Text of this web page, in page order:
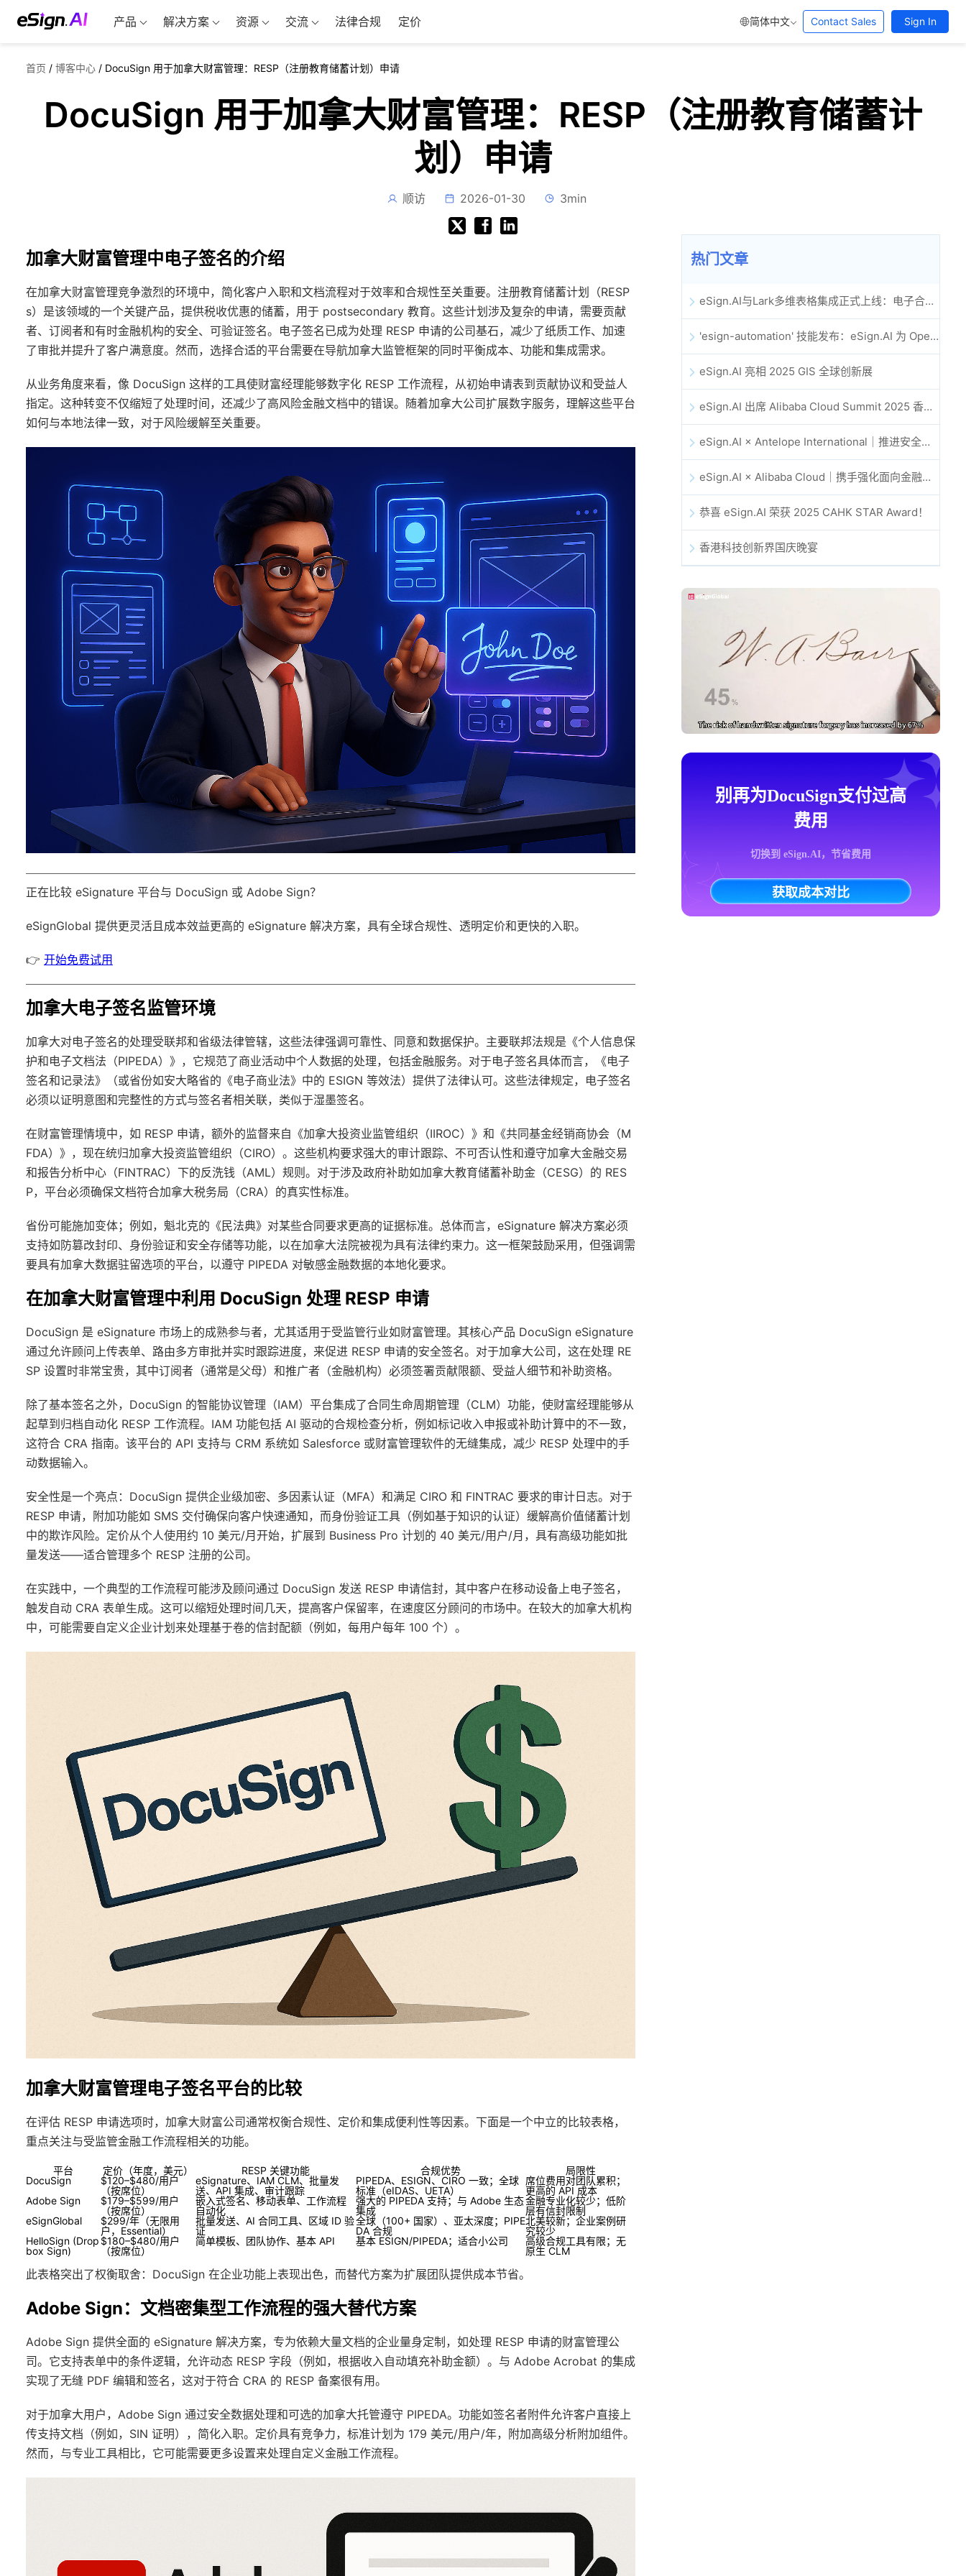
产品 解决方案 资源 交流 法律合规 定价 简体中文 Contact Sales Sign In
首页 / 博客中心 / DocuSign 用于加拿大财富管理：RESP（注册教育储蓄计划）申请
DocuSign 用于加拿大财富管理：RESP（注册教育储蓄计
划）申请
顺访 2026-01-30 3min
加拿大财富管理中电子签名的介绍
在加拿大财富管理竞争激烈的环境中，简化客户入职和文档流程对于效率和合规性至关重要。注册教育储蓄计划（RESP
s）是该领域的一个关键产品，提供税收优惠的储蓄，用于 postsecondary 教育。这些计划涉及复杂的申请，需要贡献
者、订阅者和有时金融机构的安全、可验证签名。电子签名已成为处理 RESP 申请的公司基石，减少了纸质工作、加速
了审批并提升了客户满意度。然而，选择合适的平台需要在导航加拿大监管框架的同时平衡成本、功能和集成需求。
从业务角度来看，像 DocuSign 这样的工具使财富经理能够数字化 RESP 工作流程，从初始申请表到贡献协议和受益人
指定。这种转变不仅缩短了处理时间，还减少了高风险金融文档中的错误。随着加拿大公司扩展数字服务，理解这些平台
如何与本地法律一致，对于风险缓解至关重要。
正在比较 eSignature 平台与 DocuSign 或 Adobe Sign？
eSignGlobal 提供更灵活且成本效益更高的 eSignature 解决方案，具有全球合规性、透明定价和更快的入职。
👉 开始免费试用
加拿大电子签名监管环境
加拿大对电子签名的处理受联邦和省级法律管辖，这些法律强调可靠性、同意和数据保护。主要联邦法规是《个人信息保
护和电子文档法（PIPEDA）》，它规范了商业活动中个人数据的处理，包括金融服务。对于电子签名具体而言，《电子
签名和记录法》（或省份如安大略省的《电子商业法》中的 ESIGN 等效法）提供了法律认可。这些法律规定，电子签名
必须以证明意图和完整性的方式与签名者相关联，类似于湿墨签名。
在财富管理情境中，如 RESP 申请，额外的监督来自《加拿大投资业监管组织（IIROC）》和《共同基金经销商协会（M
FDA）》，现在统归加拿大投资监管组织（CIRO）。这些机构要求强大的审计跟踪、不可否认性和遵守加拿大金融交易
和报告分析中心（FINTRAC）下的反洗钱（AML）规则。对于涉及政府补助如加拿大教育储蓄补助金（CESG）的 RES
P，平台必须确保文档符合加拿大税务局（CRA）的真实性标准。
省份可能施加变体；例如，魁北克的《民法典》对某些合同要求更高的证据标准。总体而言，eSignature 解决方案必须
支持如防篡改封印、身份验证和安全存储等功能，以在加拿大法院被视为具有法律约束力。这一框架鼓励采用，但强调需
要具有加拿大数据驻留选项的平台，以遵守 PIPEDA 对敏感金融数据的本地化要求。
在加拿大财富管理中利用 DocuSign 处理 RESP 申请
DocuSign 是 eSignature 市场上的成熟参与者，尤其适用于受监管行业如财富管理。其核心产品 DocuSign eSignature
通过允许顾问上传表单、路由多方审批并实时跟踪进度，来促进 RESP 申请的安全签名。对于加拿大公司，这在处理 RE
SP 设置时非常宝贵，其中订阅者（通常是父母）和推广者（金融机构）必须签署贡献限额、受益人细节和补助资格。
除了基本签名之外，DocuSign 的智能协议管理（IAM）平台集成了合同生命周期管理（CLM）功能，使财富经理能够从
起草到归档自动化 RESP 工作流程。IAM 功能包括 AI 驱动的合规检查分析，例如标记收入申报或补助计算中的不一致，
这符合 CRA 指南。该平台的 API 支持与 CRM 系统如 Salesforce 或财富管理软件的无缝集成，减少 RESP 处理中的手
动数据输入。
安全性是一个亮点：DocuSign 提供企业级加密、多因素认证（MFA）和满足 CIRO 和 FINTRAC 要求的审计日志。对于
RESP 申请，附加功能如 SMS 交付确保向客户快速通知，而身份验证工具（例如基于知识的认证）缓解高价值储蓄计划
中的欺诈风险。定价从个人使用约 10 美元/月开始，扩展到 Business Pro 计划的 40 美元/用户/月，具有高级功能如批
量发送——适合管理多个 RESP 注册的公司。
在实践中，一个典型的工作流程可能涉及顾问通过 DocuSign 发送 RESP 申请信封，其中客户在移动设备上电子签名，
触发自动 CRA 表单生成。这可以缩短处理时间几天，提高客户保留率，在速度区分顾问的市场中。在较大的加拿大机构
中，可能需要自定义企业计划来处理基于卷的信封配额（例如，每用户每年 100 个）。
加拿大财富管理电子签名平台的比较
在评估 RESP 申请选项时，加拿大财富公司通常权衡合规性、定价和集成便利性等因素。下面是一个中立的比较表格，
重点关注与受监管金融工作流程相关的功能。
平台 定价（年度，美元） RESP 关键功能 合规优势
局限性
DocuSign
$120–$480/用户
（按席位）
eSignature、IAM CLM、批量发
送、API 集成、审计跟踪
PIPEDA、ESIGN、CIRO 一致；全球
标准（eIDAS、UETA）
席位费用对团队累积；
更高的 API 成本
Adobe Sign
$179–$599/用户
（按席位）
嵌入式签名、移动表单、工作流程
自动化
强大的 PIPEDA 支持；与 Adobe 生态
集成
金融专业化较少；低阶
层有信封限制
eSignGlobal
$299/年（无限用
户，Essential）
批量发送、AI 合同工具、区域 ID 验
证
全球（100+ 国家）、亚太深度；PIPE
DA 合规
北美较新；企业案例研
究较少
HelloSign (Drop
box Sign)
$180–$480/用户
（按席位）
简单模板、团队协作、基本 API 基本 ESIGN/PIPEDA；适合小公司
高级合规工具有限；无
原生 CLM
此表格突出了权衡取舍：DocuSign 在企业功能上表现出色，而替代方案为扩展团队提供成本节省。
Adobe Sign：文档密集型工作流程的强大替代方案
Adobe Sign 提供全面的 eSignature 解决方案，专为依赖大量文档的企业量身定制，如处理 RESP 申请的财富管理公
司。它支持表单中的条件逻辑，允许动态 RESP 字段（例如，根据收入自动填充补助金额）。与 Adobe Acrobat 的集成
实现了无缝 PDF 编辑和签名，这对于符合 CRA 的 RESP 备案很有用。
对于加拿大用户，Adobe Sign 通过安全数据处理和可选的加拿大托管遵守 PIPEDA。功能如签名者附件允许客户直接上
传支持文档（例如，SIN 证明），简化入职。定价具有竞争力，标准计划为 179 美元/用户/年，附加高级分析附加组件。
然而，与专业工具相比，它可能需要更多设置来处理自定义金融工作流程。
热门文章
eSign.AI与Lark多维表格集成正式上线：电子合同签署归档全程自动化
'esign-automation' 技能发布：eSign.AI 为 OpenClaw 提供自动化电子签名能力
eSign.AI 亮相 2025 GIS 全球创新展
eSign.AI 出席 Alibaba Cloud Summit 2025 香港站，共同探讨 AI 驱动的云创新与数字信任未来
eSign.AI × Antelope International｜推进安全且由 AI 驱动的数字化工作流
eSign.AI × Alibaba Cloud｜携手强化面向金融科技的全球数字信任
恭喜 eSign.AI 荣获 2025 CAHK STAR Award！
香港科技创新界国庆晚宴
别再为DocuSign支付过高
费用
切换到 eSign.AI，节省费用
获取成本对比